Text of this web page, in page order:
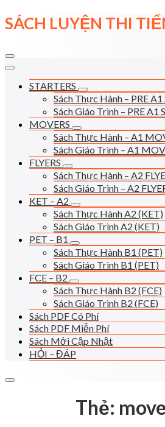
Skip
to
SÁCH LUYỆN THI
STARTERS
Sách Thực Hành – PRE A1
Sách Giáo Trình – PRE A1
MOVERS
Sách Thực Hành – A1
Sách Giáo Trình – A1
FLYERS
Sách Thực Hành – A2
Sách Giáo Trình – A2
KET – A2
Sách Thực Hành A2 (KET)
Sách Giáo Trình A2 (KET)
PET – B1
Sách Thực Hành B1 (PET)
Sách Giáo Trình B1 (PET)
FCE – B2
Sách Thực Hành B2 (FCE)
Sách Giáo Trình B2 (FCE)
Sách PDF Có Phí
Sách PDF Miễn Phí
Sách Mới Cập Nhật
HỎI – ĐÁP
Thẻ: